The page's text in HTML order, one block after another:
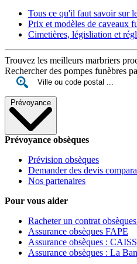
Tous ce qu'il faut savoir sur
Prix et modèles de caveaux
Cimetières, législiation et
Trouvez les meilleurs marbriers
Rechercher des pompes funèbres
Prévoyance
Prévoyance obsèques
Prévision obsèques
Demander des devis
Nos partenaires
Pour vous aider
Racheter un contrat
Assurance obsèques FAPE
Assurance obsèques :
Assurance obsèques : La